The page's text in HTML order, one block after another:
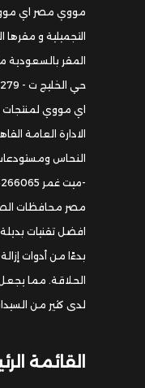
مووي مصر اي
التجميلية و مقرها
المقر بالسعودية
اي مووي لمنتجات
الادارة العامة
النحاس
مصر محافظات
افضل تقنيات بديلة
بدءًا من أدوات
الحلاقة. مما
لدى كثير من
القائمة